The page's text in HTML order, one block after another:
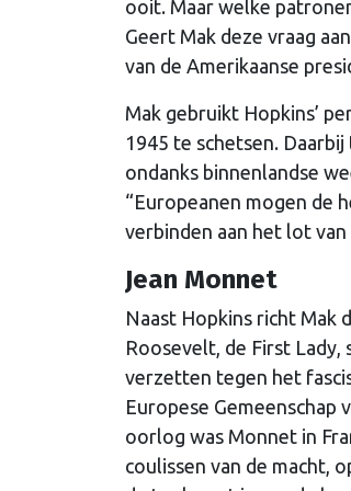
ooit. Maar welke
Geert Mak deze vraag
van de Amerikaanse
Mak gebruikt Hopkins’
1945 te schetsen.
ondanks binnenlandse
“Europeanen mogen de
verbinden aan het lot van
Jean Monnet
Naast Hopkins richt Mak
Roosevelt, de First Lady,
verzetten tegen het
Europese
oorlog was Monnet in
coulissen van de macht,